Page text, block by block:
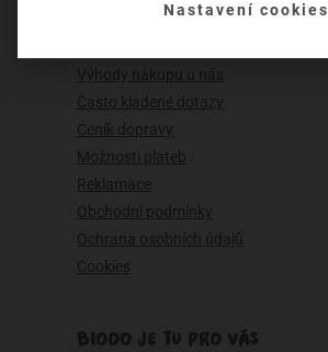
Výhody nákupu u nás
Často kladené dotazy
Ceník dopravy
Možnosti plateb
Reklamace
Obchodní podmínky
Ochrana osobních údajů
Cookies
BIOOO JE TU PRO VÁS
Nastavení cookies